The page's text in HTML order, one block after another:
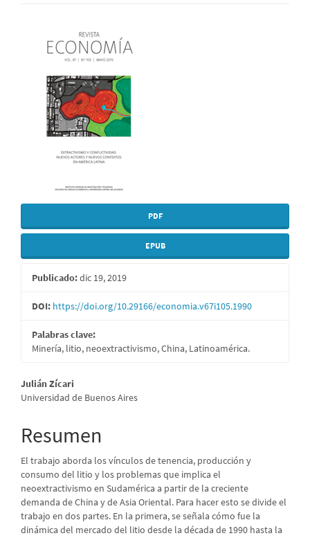
lateral
del
artículo
PDF
EPUB
Publicado:dic 19, 2019
DOI: https://doi.org/10.29166/economia.v67i105.1990
Palabras clave:
Minería, litio, neoextractivismo, China, Latinoamérica.
Contenido
principal
del
artículo
Julián Zícari
Universidad de Buenos Aires
Resumen
El trabajo aborda los vínculos de tenencia, producción y
consumo del litio y los problemas que implica el
neoextractivismo en Sudamérica a partir de la creciente
demanda de China y de Asia Oriental. Para hacer esto se divide el
trabajo en dos partes. En la primera, se señala cómo fue la
dinámica del mercado del litio desde la década de 1990 hasta la